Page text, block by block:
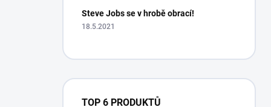
Steve Jobs se v hrobě obrací!
18.5.2021
TOP 6 PRODUKTŮ